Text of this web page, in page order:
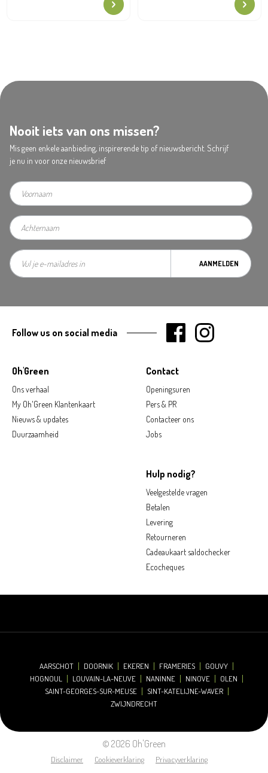
Nooit iets van ons missen?
Mis geen enkele aanbieding, inspirerende tip of nieuwsbericht. Schrijf
je nu in voor onze nieuwsbrief
AANMELDEN
Oh'Green
Ons verhaal
My Oh'Green Klantenkaart
Nieuws & updates
Duurzaamheid
Contact
Openingsuren
Pers & PR
Contacteer ons
Jobs
Hulp nodig?
Veelgestelde vragen
Betalen
Levering
Retourneren
Cadeaukaart saldochecker
Ecocheques
Follow us on social media
AARSCHOT DOORNIK EKEREN FRAMERIES
GOUVY
HOGNOUL
LOUVAIN-LA-NEUVE NANINNE NINOVE
OLEN
SAINT-GEORGES-SUR-MEUSE
SINT-KATELIJNE-WAVER
ZWIJNDRECHT
© 2026 Oh'Green
Disclaimer Cookieverklaring
Privacyverklaring